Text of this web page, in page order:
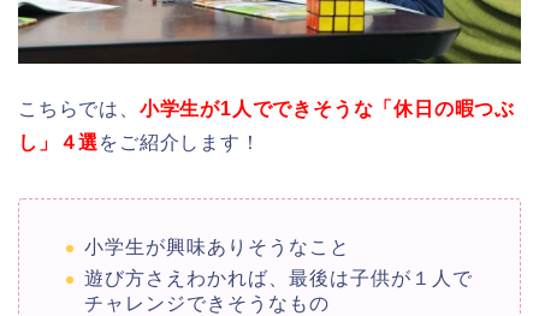
こちらでは、 小学生が1人でできそうな 「休日の暇つぶ
し」４選 をご紹介します！
小学生が興味ありそうなこと
遊び方さえわかれば、最後は子供が１人で
チャレンジできそうなもの